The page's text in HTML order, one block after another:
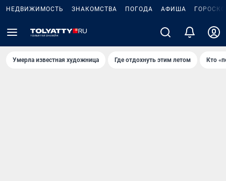
НЕДВИЖИМОСТЬ ЗНАКОМСТВА ПОГОДА АФИША
Умерла известная художница Где отдохнуть этим летом Кто